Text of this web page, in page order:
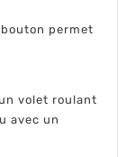
permet
volet roulant
avec un